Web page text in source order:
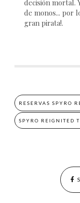
decisión mortal.
de monos... por
gran pirata!.
RESERVAS SPYRO
SPYRO REIGNITED